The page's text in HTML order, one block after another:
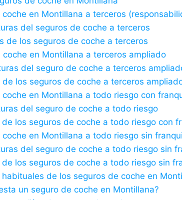
coche en Montillana a terceros
del seguros de coche a terceros
de los seguros de coche a terceros
coche en Montillana a terceros ampliado
del seguro de coche a terceros
de los seguros de coche a terceros
coche en Montillana a todo riesgo con
del seguro de coche a todo riesgo
de los seguros de coche a todo riesgo con
coche en Montillana a todo riesgo sin
del seguro de coche a todo riesgo sin
de los seguros de coche a todo riesgo sin
de los seguros de coche en
un seguro de coche en Montillana?